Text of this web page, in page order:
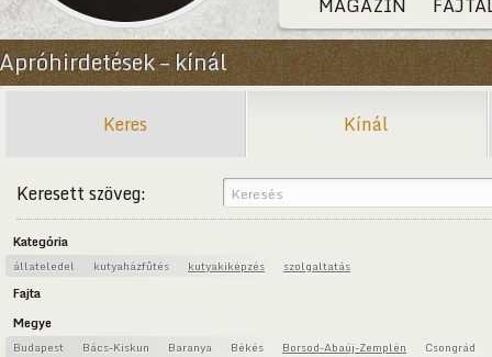
Apróhirdetések – kínál
Keres Kínál
Keresett szöveg:
Kategória
állateledel kutyaházfűtés kutyakiképzés szolgaltatás
Fajta
Megye
Budapest Bács-Kiskun Baranya Békés Borsod-Abaúj-Zemplén
Csongrád